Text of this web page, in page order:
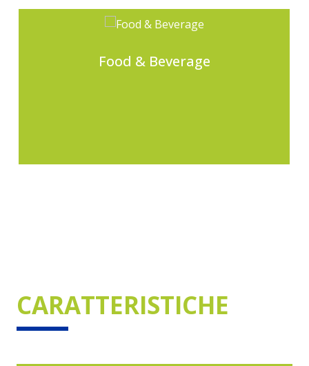
Food & Beverage
CARATTERISTICHE